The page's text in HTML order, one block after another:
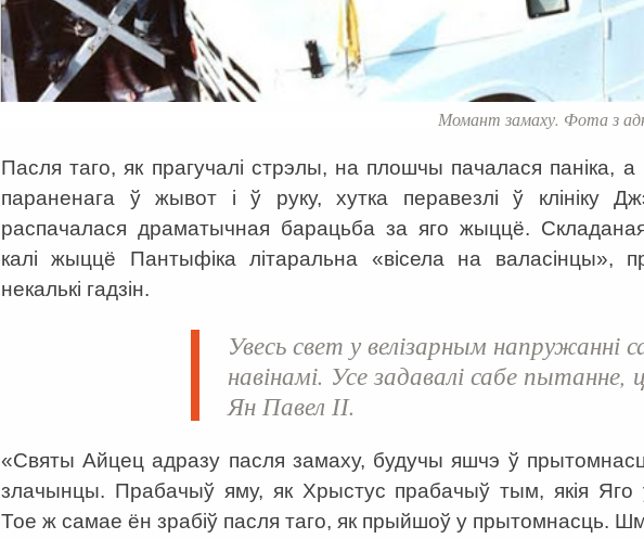
Момант замаху. Фота з
Пасля таго, як прагучалі стрэлы, на плошчы пачалася паніка,
параненага ў жывот і ў руку, хутка перавезлі ў клініку
распачалася драматычная барацьба за яго жыццё.
калі жыццё Пантыфіка літаральна «вісела на валасінцы»,
некалькі гадзін.
Увесь свет у велізарным напружанні
навінамі. Усе задавалі сабе
Ян Павел ІІ.
«Святы Айцец адразу пасля замаху, будучы яшчэ ў
злачынцы. Прабачыў яму, як Хрыстус прабачыў тым, якія Яго
Тое ж самае ён зрабіў пасля таго, як прыйшоў у прытомнасць.